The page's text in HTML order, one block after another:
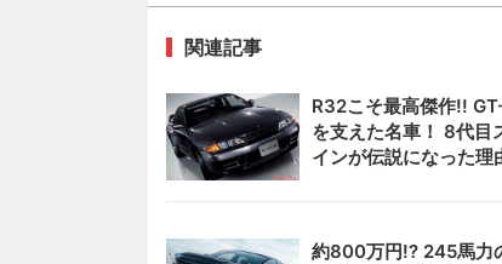
関連記事
R32こそ最高傑作!!
を支えた名車！ 8代目
インが伝説になった理
約800万円!? 245馬力